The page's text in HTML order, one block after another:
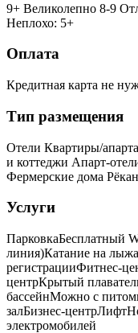
9+ Великолепно 8-9
Неплохо: 5+
Оплата
Кредитная карта не
Тип размещения
Отели Квартиры/
и коттеджи Апарт-
Фермерские дома
Услуги
ПарковкаБесплатный
линия)Катание на
регистрацииФитнес-
центрКрытый
бассейнМожно с
залБизнес-центрЛифт
электромобилей